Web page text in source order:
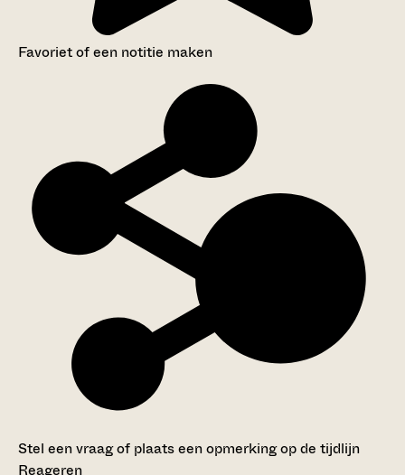
Favoriet of een notitie maken
Stel een vraag of plaats een opmerking op de tijdlijn
Reageren